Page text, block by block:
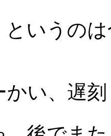
というの
かい、遅